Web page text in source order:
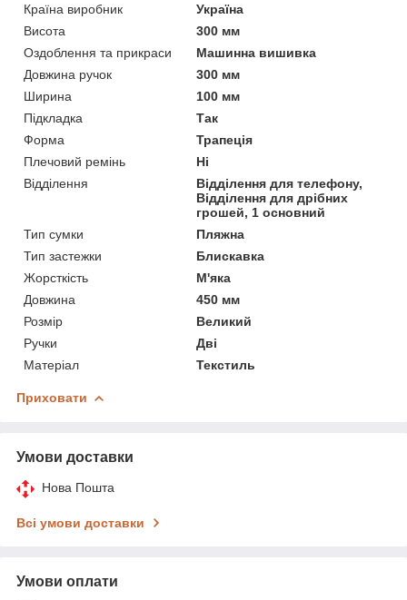
Країна виробник
Україна
Висота
300 мм
Оздоблення та прикраси
Машинна вишивка
Довжина ручок
300 мм
Ширина
100 мм
Підкладка
Так
Форма
Трапеція
Плечовий ремінь
Ні
Відділення
Відділення для телефону,
Відділення для дрібних
грошей, 1 основний
Тип сумки
Пляжна
Тип застежки
Блискавка
Жорсткість
М'яка
Довжина
450 мм
Розмір
Великий
Ручки
Дві
Матеріал
Текстиль
Приховати
Умови доставки
Нова Пошта
Всі умови доставки
Умови оплати